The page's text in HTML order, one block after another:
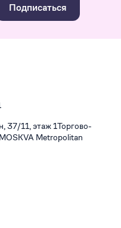
Подписаться
1​1, этаж 1 ​Торгово-
Metropolitan